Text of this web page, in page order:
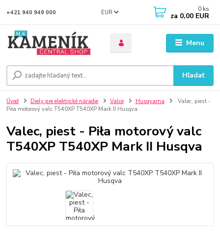
Menu
EUR
Hľadať
+421 940 949 000 0 ks
za 0,00 EUR
Úvod Diely pre elektrické náradie Valce Husqvarna
Valec, piest -
Piła motorový valc T540XP T540XP Mark II Husqva
Valec, piest - Piła motorový valc
T540XP T540XP Mark II Husqva